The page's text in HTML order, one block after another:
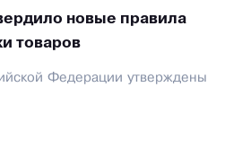
новые правила
товаров
Федерации утверждены